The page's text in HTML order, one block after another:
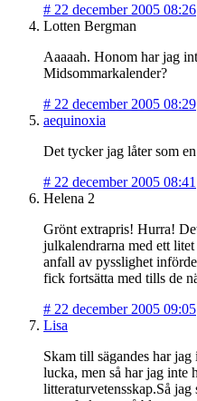
# 22 december 2005 08:26
Lotten Bergman
Aaaaah. Honom har jag
Midsommarkalender?
# 22 december 2005 08:29
aequinoxia
Det tycker jag låter som
# 22 december 2005 08:41
Helena 2
Grönt extrapris! Hurra!
julkalendrarna med ett
anfall av pysslighet
fick fortsätta med tills de
# 22 december 2005 09:05
Lisa
Skam till sägandes har
lucka, men så har jag inte
litteraturvetensskap.Så